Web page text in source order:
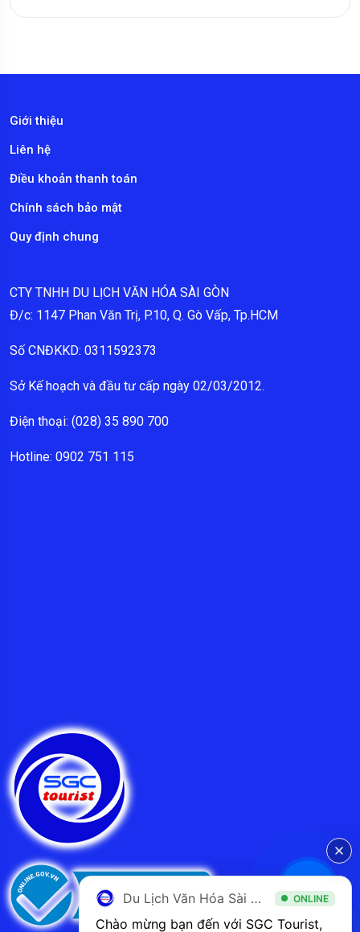
Giới thiệu
Liên hệ
Điều khoản thanh toán
Chính sách bảo mật
Quy định chung
CTY TNHH DU LỊCH VĂN HÓA SÀI GÒN
Đ/c: 1147 Phan Văn Trị, P.10, Q. Gò Vấp, Tp.HCM
Số CNĐKKD: 0311592373
Sở Kế hoạch và đầu tư cấp ngày 02/03/2012.
Điện thoại: (028) 35 890 700
Hotline: 0902 751 115
Du Lịch Văn Hóa Sài Gòn ONLINE
Chào mừng bạn đến với SGC Tourist,